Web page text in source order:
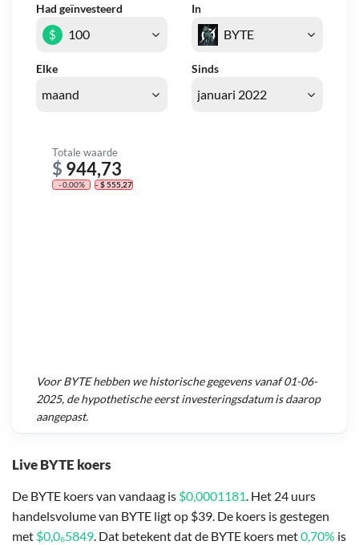
Live BYTE koers
De BYTE koers van vandaag is $0,0001181. Het 24 uurs
handelsvolume van BYTE ligt op $39. De koers is gestegen
met $0,0₆5849. Dat betekent dat de BYTE koers met0,70% is
Had geïnvesteerd In
Elke Sinds
$
Totale waarde
$ 944,73
- 0,00% - $ 555,27
VoorBYTEhebben we historische gegevens vanaf01-06-
2025, de hypothetische eerst investeringsdatum is daarop
aangepast.